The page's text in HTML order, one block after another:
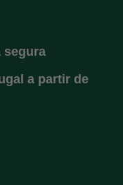
segura
a partir de